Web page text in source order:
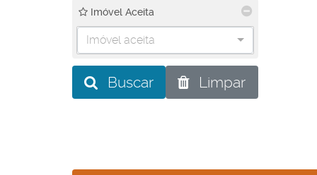
Imóvel Aceita
Imóvel aceita
Buscar Limpar